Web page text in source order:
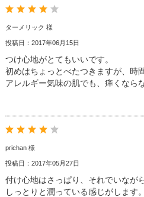
ターメリック 様
投稿日：2017年06月15日
つけ心地がとてもいいです。
初めはちょっとべたつきますが、時
アレルギー気味の肌でも、痒くなら
prichan 様
投稿日：2017年05月27日
付け心地はさっぱり、それでいなが
しっとりと潤っている感じがします。